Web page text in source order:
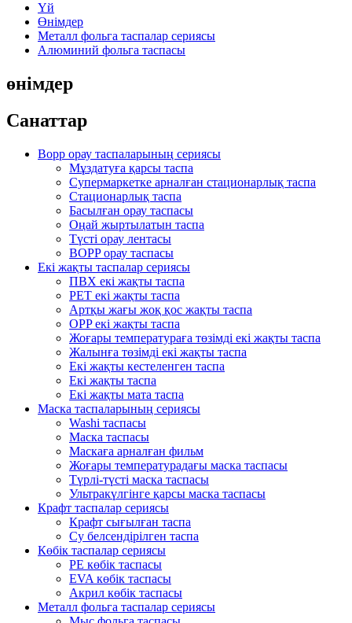
Үй
Өнімдер
Металл фольга таспалар сериясы
Алюминий фольга таспасы
өнімдер
Санаттар
Bopp орау таспаларының сериясы
Мұздатуға қарсы таспа
Супермаркетке арналған стационарлық таспа
Стационарлық таспа
Басылған орау таспасы
Оңай жыртылатын таспа
Түсті орау лентасы
BOPP орау таспасы
Екі жақты таспалар сериясы
ПВХ екі жақты таспа
PET екі жақты таспа
Артқы жағы жоқ қос жақты таспа
OPP екі жақты таспа
Жоғары температураға төзімді екі жақты таспа
Жалынға төзімді екі жақты таспа
Екі жақты кестеленген таспа
Екі жақты таспа
Екі жақты мата таспа
Маска таспаларының сериясы
Washi таспасы
Маска таспасы
Маскаға арналған фильм
Жоғары температурадағы маска таспасы
Түрлі-түсті маска таспасы
Ультракүлгінге қарсы маска таспасы
Крафт таспалар сериясы
Крафт сығылған таспа
Су белсендірілген таспа
Көбік таспалар сериясы
PE көбік таспасы
EVA көбік таспасы
Акрил көбік таспасы
Металл фольга таспалар сериясы